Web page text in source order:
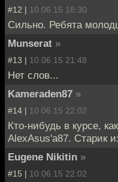
#12 | 10.06.15 18:30
Сильно. Ребята
Munserat »
#13 | 10.06.15 21:48
Нет слов...
Kameraden87 »
#14 | 10.06.15 22:02
Кто-нибудь в курсе,
AlexAsus'а87. Старик
Eugene Nikitin »
#15 | 10.06.15 22:02